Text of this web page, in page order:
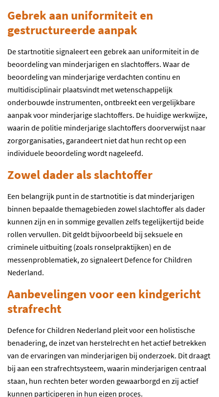
Gebrek aan uniformiteit en
gestructureerde aanpak
De startnotitiesignaleert een gebrek aan uniformiteit in de
beoordelingvan minderjarigen en slachtoffers. Waar de
beoordeling van minderjarige verdachten continu en
multidisciplinair plaatsvindt metwetenschappelijk
onderbouwde instrumenten, ontbreekteen vergelijkbare
aanpakvoor minderjarigeslachtoffers. De huidige werkwijze,
waarin de politie minderjarige slachtoffersdoorverwijst naar
zorgorganisaties, garandeert niet dat hun recht op een
individuele beoordeling wordt nageleefd.
Zowel dader als slachtoffer
Een belangrijk punt in de startnotitie isdat minderjarigen
binnen bepaaldethemagebieden zowelslachtoffer als dader
kunnen zijn en in sommige gevallen zelfs tegelijkertijd beide
rollen vervullen. Dit geldt bijvoorbeeld bij seksuele en
criminele uitbuiting (zoals ronselpraktijken) en de
messenproblematiek, zo signaleert Defence for Children
Nederland.
Aanbevelingen voor een kindgericht
strafrecht
Defence for Children Nederland pleit vooreen holistische
benadering, de inzet van herstelrecht en hetactief betrekken
van de ervaringen van minderjarigen bij onderzoek. Dit draagt
bij aan een strafrechtsysteem, waarin minderjarigen centraal
staan, hun rechten beterworden gewaarborgd en zij actief
kunnen participeren in hun eigen proces.